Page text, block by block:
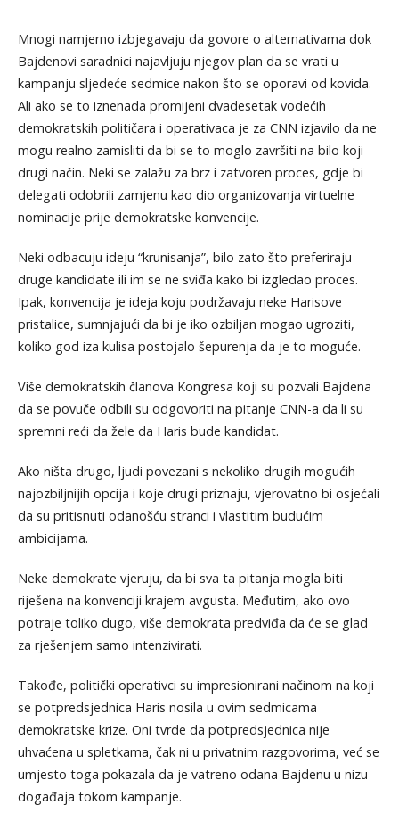
Mnogi namjerno izbjegavaju da govore o alternativama dok
Bajdenovi saradnici najavljuju njegov plan da se vrati u
kampanju sljedeće sedmice nakon što se oporavi od kovida.
Ali ako se to iznenada promijeni dvadesetak vodećih
demokratskih političara i operativaca je za CNN izjavilo da ne
mogu realno zamisliti da bi se to moglo završiti na bilo koji
drugi način. Neki se zalažu za brz i zatvoren proces, gdje bi
delegati odobrili zamjenu kao dio organizovanja virtuelne
nominacije prije demokratske konvencije.
Neki odbacuju ideju “krunisanja”, bilo zato što preferiraju
druge kandidate ili im se ne sviđa kako bi izgledao proces.
Ipak, konvencija je ideja koju podržavaju neke Harisove
pristalice, sumnjajući da bi je iko ozbiljan mogao ugroziti,
koliko god iza kulisa postojalo šepurenja da je to moguće.
Više demokratskih članova Kongresa koji su pozvali Bajdena
da se povuče odbili su odgovoriti na pitanje CNN-a da li su
spremni reći da žele da Haris bude kandidat.
Ako ništa drugo, ljudi povezani s nekoliko drugih mogućih
najozbiljnijih opcija i koje drugi priznaju, vjerovatno bi osjećali
da su pritisnuti odanošću stranci i vlastitim budućim
ambicijama.
Neke demokrate vjeruju, da bi sva ta pitanja mogla biti
riješena na konvenciji krajem avgusta. Međutim, ako ovo
potraje toliko dugo, više demokrata predviđa da će se glad
za rješenjem samo intenzivirati.
Takođe, politički operativci su impresionirani načinom na koji
se potpredsjednica Haris nosila u ovim sedmicama
demokratske krize. Oni tvrde da potpredsjednica nije
uhvaćena u spletkama, čak ni u privatnim razgovorima, već se
umjesto toga pokazala da je vatreno odana Bajdenu u nizu
događaja tokom kampanje.